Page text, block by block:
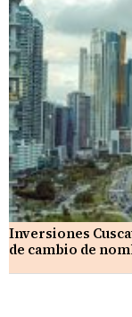
Inversiones
de cambio de